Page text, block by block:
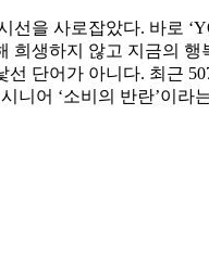
을 사로잡았다. 바로
희생하지 않고 지금의
단어가 아니다. 최근
니어 ‘소비의 반란’이라